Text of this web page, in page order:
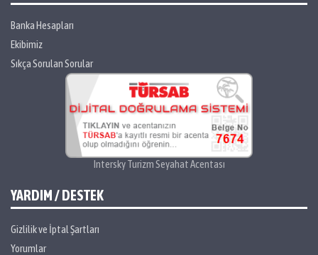
Banka Hesapları
Ekibimiz
Sıkça Sorulan Sorular
Intersky Turizm Seyahat Acentası
YARDIM / DESTEK
Gizlilik ve İptal Şartları
Yorumlar